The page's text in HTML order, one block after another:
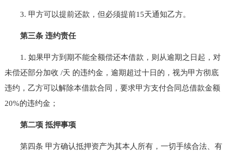
3. 甲方可以提前还款，但必须提前15天通知乙方。
第三条 违约责任
1. 如果甲方到期不能全额偿还本借款，则从逾期之日起，对
未偿还部分加收 /天 的违约金，逾期超过十日的，视为甲方彻底
违约，乙方可以解除本借款合同，要求甲方支付合同总借款金额
20%的违约金；
第二项 抵押事项
第四条 甲方确认抵押资产为其本人所有，一切手续合法、有